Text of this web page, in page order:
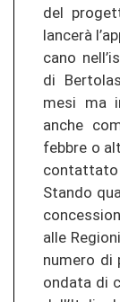
del
lancerà
ca­no
di
mesi ma
anche
febbre o
Stan­do
alle
nu­me­ro di
on­da­ta di